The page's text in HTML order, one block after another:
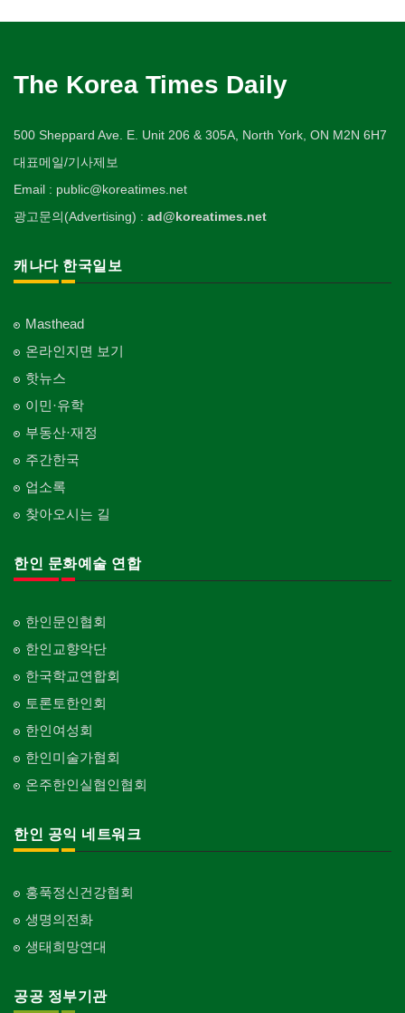
The Korea Times Daily
500 Sheppard Ave. E. Unit 206 & 305A, North York, ON M2N 6H7
대표메일/기사제보
Email : public@koreatimes.net
광고문의(Advertising) : ad@koreatimes.net
캐나다 한국일보
Masthead
온라인지면 보기
핫뉴스
이민·유학
부동산·재정
주간한국
업소록
찾아오시는 길
한인 문화예술 연합
한인문인협회
한인교향악단
한국학교연합회
토론토한인회
한인여성회
한인미술가협회
온주한인실협인협회
한인 공익 네트워크
홍푹정신건강협회
생명의전화
생태희망연대
공공 정부기관